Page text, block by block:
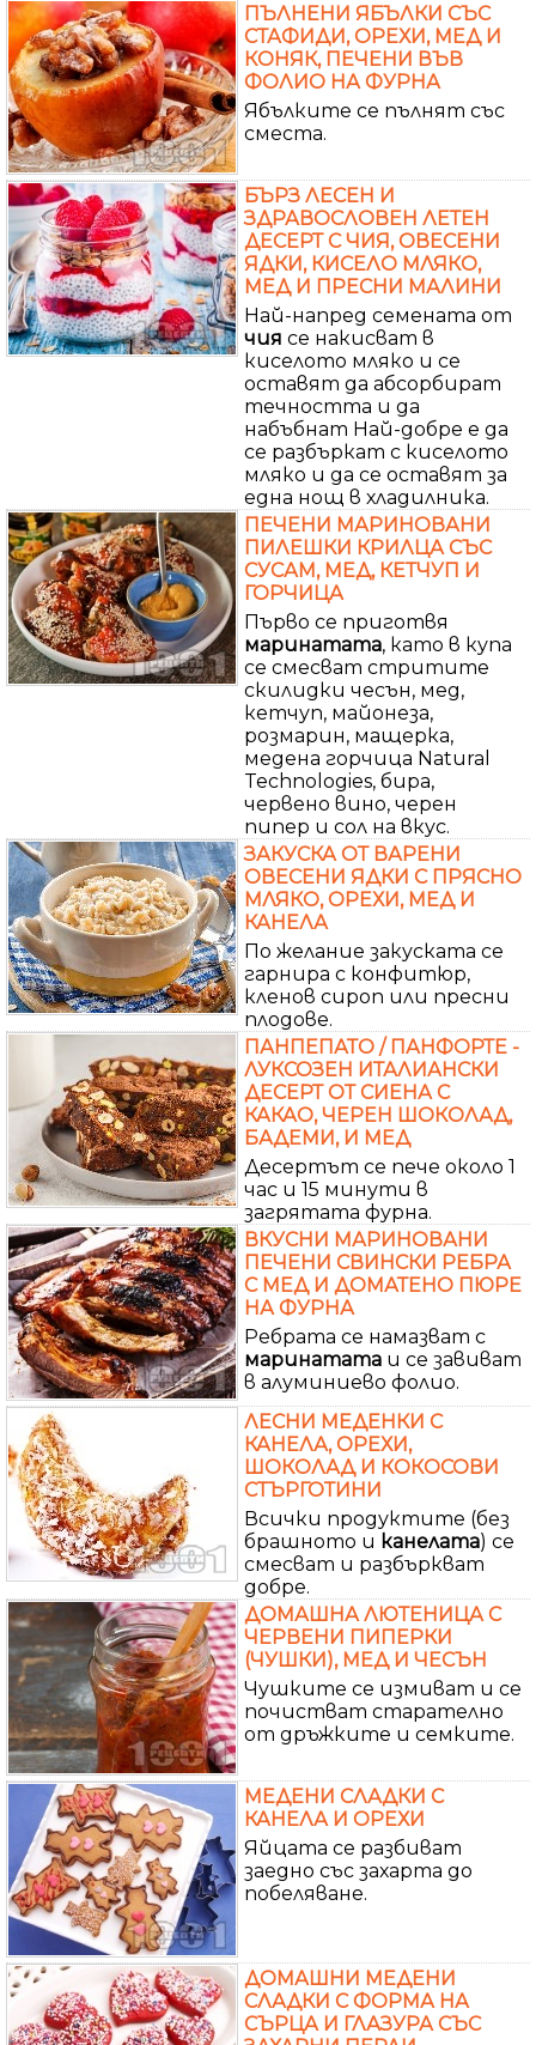
ПЪЛНЕНИ ЯБЪЛКИ СЪС
СТАФИДИ, ОРЕХИ, МЕД И
КОНЯК, ПЕЧЕНИ ВЪВ
ФОЛИО НА ФУРНА
Ябълките се пълнят със
сместа.
БЪРЗ ЛЕСЕН И
ЗДРАВОСЛОВЕН ЛЕТЕН
ДЕСЕРТ С ЧИЯ, ОВЕСЕНИ
ЯДКИ, КИСЕЛО МЛЯКО,
МЕД И ПРЕСНИ МАЛИНИ
Най-напред семената от
чия се накисват в
киселото мляко и се
оставят да абсорбират
течността и да
набъбнат Най-добре е да
се разбъркат с киселото
мляко и да се оставят за
една нощ в хладилника.
ПЕЧЕНИ МАРИНОВАНИ
ПИЛЕШКИ КРИЛЦА СЪС
СУСАМ, МЕД, КЕТЧУП И
ГОРЧИЦА
Първо се приготвя
маринатата, като в купа
се смесват стритите
скилидки чесън, мед,
кетчуп, майонеза,
розмарин, мащерка,
медена горчица Natural
Technologies, бира,
червено вино, черен
пипер и сол на вкус.
ЗАКУСКА ОТ ВАРЕНИ
ОВЕСЕНИ ЯДКИ С ПРЯСНО
МЛЯКО, ОРЕХИ, МЕД И
КАНЕЛА
По желание закуската се
гарнира с конфитюр,
кленов сироп или пресни
плодове.
ПАНПЕПАТО / ПАНФОРТЕ -
ЛУКСОЗЕН ИТАЛИАНСКИ
ДЕСЕРТ ОТ СИЕНА С
КАКАО, ЧЕРЕН ШОКОЛАД,
БАДЕМИ, И МЕД
Десертът се пече около 1
час и 15 минути в
загрятата фурна.
ВКУСНИ МАРИНОВАНИ
ПЕЧЕНИ СВИНСКИ РЕБРА
С МЕД И ДОМАТЕНО ПЮРЕ
НА ФУРНА
Ребрата се намазват с
маринатата и се завиват
в алуминиево фолио.
ЛЕСНИ МЕДЕНКИ С
КАНЕЛА, ОРЕХИ,
ШОКОЛАД И КОКОСОВИ
СТЪРГОТИНИ
Всички продуктите (без
брашното и канелата) се
смесват и разбъркват
добре.
ДОМАШНА ЛЮТЕНИЦА С
ЧЕРВЕНИ ПИПЕРКИ
(ЧУШКИ), МЕД И ЧЕСЪН
Чушките се измиват и се
почистват старателно
от дръжките и семките.
МЕДЕНИ СЛАДКИ С
КАНЕЛА И ОРЕХИ
Яйцата се разбиват
заедно със захарта до
побеляване.
ДОМАШНИ МЕДЕНИ
СЛАДКИ С ФОРМА НА
СЪРЦА И ГЛАЗУРА СЪС